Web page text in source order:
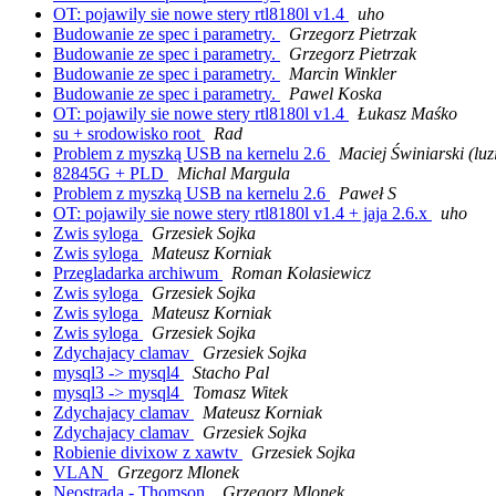
OT: pojawily sie nowe stery rtl8180l v1.4
uho
Budowanie ze spec i parametry.
Grzegorz Pietrzak
Budowanie ze spec i parametry.
Grzegorz Pietrzak
Budowanie ze spec i parametry.
Marcin Winkler
Budowanie ze spec i parametry.
Pawel Koska
OT: pojawily sie nowe stery rtl8180l v1.4
Łukasz Maśko
su + srodowisko root
Rad
Problem z myszką USB na kernelu 2.6
Maciej Świniarski
82845G + PLD
Michal Margula
Problem z myszką USB na kernelu 2.6
Paweł S
OT: pojawily sie nowe stery rtl8180l v1.4 + jaja 2.6.x
uho
Zwis syloga
Grzesiek Sojka
Zwis syloga
Mateusz Korniak
Przegladarka archiwum
Roman Kolasiewicz
Zwis syloga
Grzesiek Sojka
Zwis syloga
Mateusz Korniak
Zwis syloga
Grzesiek Sojka
Zdychajacy clamav
Grzesiek Sojka
mysql3 -> mysql4
Stacho Pal
mysql3 -> mysql4
Tomasz Witek
Zdychajacy clamav
Mateusz Korniak
Zdychajacy clamav
Grzesiek Sojka
Robienie divixow z xawtv
Grzesiek Sojka
VLAN
Grzegorz Mlonek